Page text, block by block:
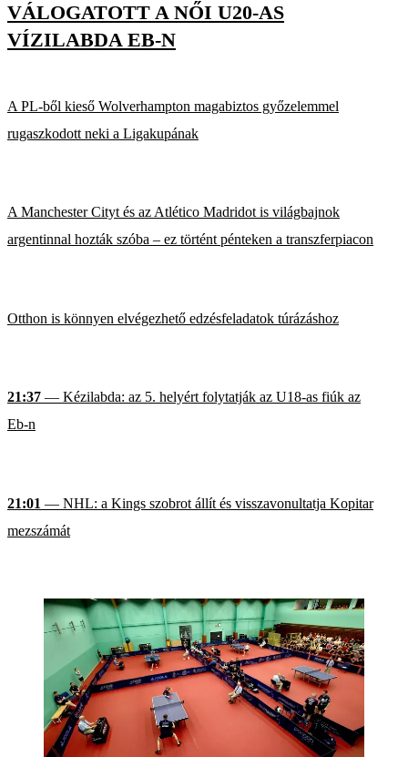
VÁLOGATOTT A NŐI U20-AS
VÍZILABDA EB-N
A PL-ből kieső Wolverhampton magabiztos győzelemmel
rugaszkodott neki a Ligakupának
A Manchester Cityt és az Atlético Madridot is világbajnok
argentinnal hozták szóba – ez történt pénteken a transzferpiacon
Otthon is könnyen elvégezhető edzésfeladatok túrázáshoz
21:37 — Kézilabda: az 5. helyért folytatják az U18-as fiúk az
Eb-n
21:01 — NHL: a Kings szobrot állít és visszavonultatja Kopitar
mezszámát